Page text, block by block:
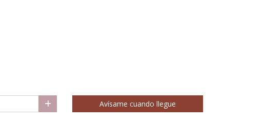
Avísame cuando llegue